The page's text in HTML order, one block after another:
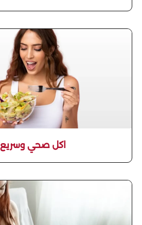
اكل صحي وسريع